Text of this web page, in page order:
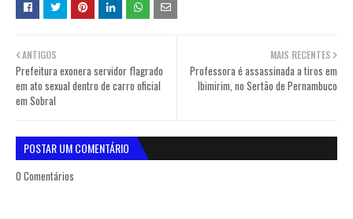
MAIS RECENTES
Professora é assassinada a tiros em
Ibimirim, no Sertão de Pernambuco
ANTIGOS
Prefeitura exonera servidor flagrado
em ato sexual dentro de carro oficial
em Sobral
POSTAR UM COMENTÁRIO
0 Comentários